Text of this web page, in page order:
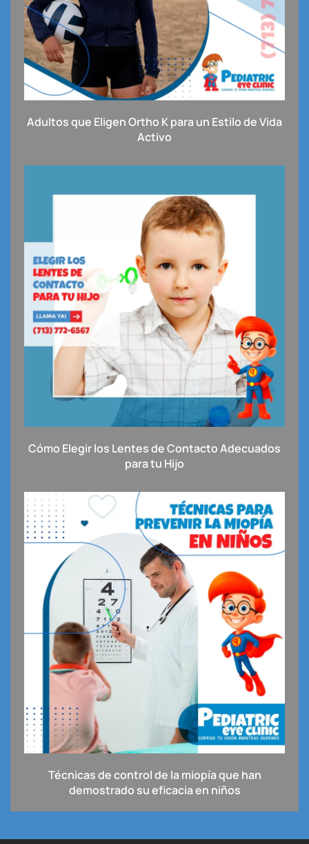
Adultos que Eligen Ortho K para un Estilo de Vida
Activo
Cómo Elegir los Lentes de Contacto Adecuados
para tu Hijo
Técnicas de control de la miopía que han
demostrado su eficacia en niños